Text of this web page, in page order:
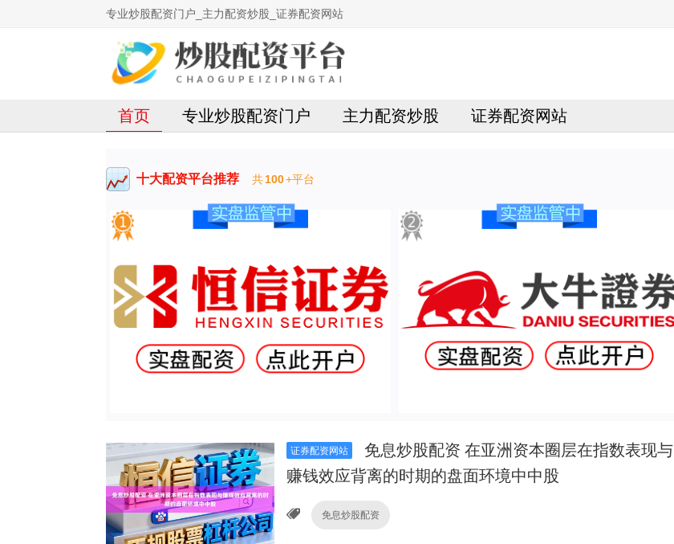
专业炒股配资门户_主力配资炒股_证券配资网站
首页 专业炒股配资门户 主力配资炒股 证券配资网站
十大配资平台推荐 共100+平台
证券配资网站
免息炒股配资 在亚洲资本圈层在指数表现与
赚钱效应背离的时期的盘面环境中中股
免息炒股配资